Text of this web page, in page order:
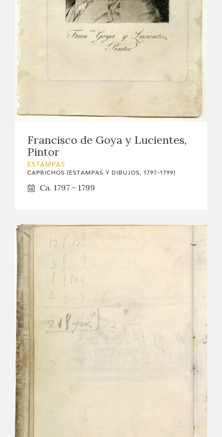
Francisco de Goya y Lucientes,
Pintor
ESTAMPAS
CAPRICHOS (ESTAMPAS Y DIBUJOS, 1797-1799)
Ca. 1797 - 1799